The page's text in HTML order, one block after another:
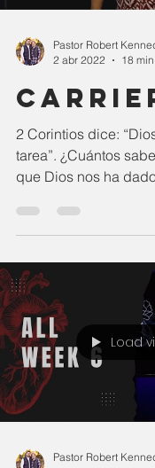
Pastor Robert
2 abr 2022
18
2 Corintios dice:
tarea”. ¿Cuántos
que Dios nos ha
Load
Pastor Robert